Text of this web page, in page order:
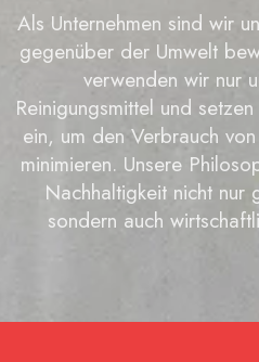
Als Unternehmen sind wir
gegenüber der Umwelt
verwenden wir nur
Reinigungsmittel und
ein, um den Verbrauch
minimieren. Unsere
Nachhaltigkeit nicht nur
sondern auch